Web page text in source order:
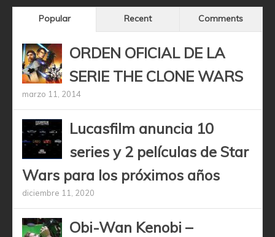
Popular Recent Comments
ORDEN OFICIAL DE LA
SERIE THE CLONE WARS
marzo 11, 2014
Lucasfilm anuncia 10
series y 2 películas de Star
Wars para los próximos años
diciembre 11, 2020
Obi-Wan Kenobi –